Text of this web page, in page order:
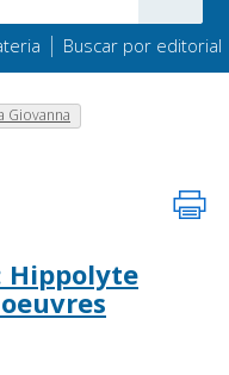
| Buscar por editorial
Giovanna
Hippolyte